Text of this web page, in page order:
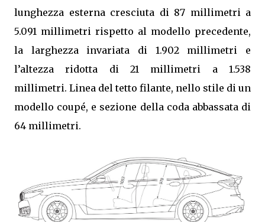
lunghezza esterna cresciuta di 87 millimetri a
5.091 millimetri rispetto al modello precedente,
la larghezza invariata di 1.902 millimetri e
l’altezza ridotta di 21 millimetri a 1.538
millimetri. Linea del tetto filante, nello stile di un
modello coupé, e sezione della coda abbassata di
64 millimetri.